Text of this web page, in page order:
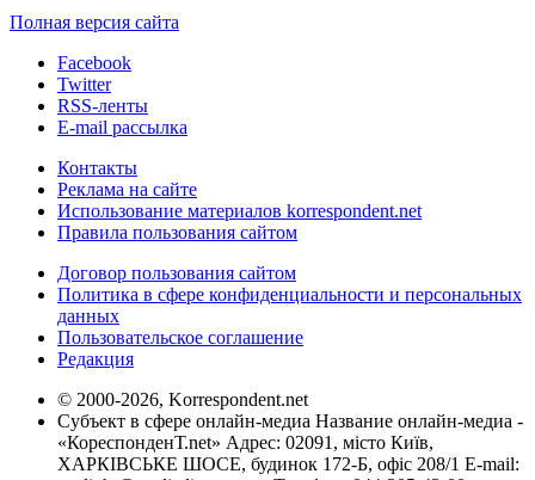
Полная версия сайта
Facebook
Twitter
RSS-ленты
E-mail рассылка
Контакты
Реклама на сайте
Использование материалов korrespondent.net
Правила пользования сайтом
Договор пользования сайтом
Политика в сфере конфиденциальности и персональных
данных
Пользовательское соглашение
Редакция
© 2000-2026, Korrespondent.net
Субъект в сфере онлайн-медиа Название онлайн-медиа -
«КореспонденТ.net» Адрес: 02091, місто Київ,
ХАРКІВСЬКЕ ШОСЕ, будинок 172-Б, офіс 208/1 E-mail: